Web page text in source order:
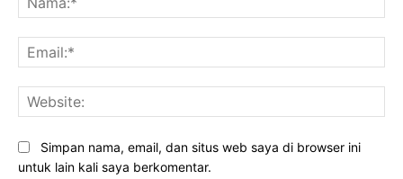
Simpan nama, email, dan situs web saya di browser ini
untuk lain kali saya berkomentar.